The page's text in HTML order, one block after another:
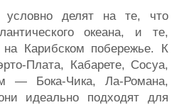
условно делят на те, что
океана, и те,
на Карибском побережье. К
Плата, Кабарете, Сосуа,
— Бока-Чика, Ла-Романа,
идеально подходят для